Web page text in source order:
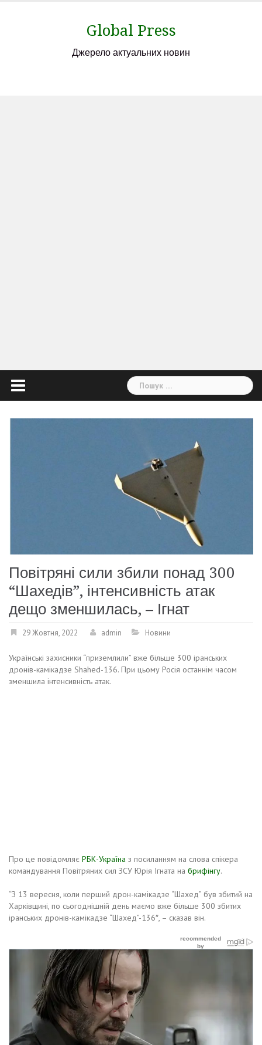
Global Press
Джерело актуальних новин
Пошук:
Повітряні сили збили понад 300
“Шахедів”, інтенсивність атак
дещо зменшилась, – Ігнат
29 Жовтня, 2022 admin Новини
Українські захисники “приземлили” вже більше 300 іранських
дронів-камікадзе Shahed-136. При цьому Росія останнім часом
зменшила інтенсивність атак.
Про це повідомляє РБК-Україна з посиланням на слова спікера
командування Повітряних сил ЗСУ Юрія Ігната на брифінгу.
“З 13 вересня, коли перший дрон-камікадзе “Шахед” був збитий на
Харківщині, по сьогоднішній день маємо вже більше 300 збитих
іранських дронів-камікадзе “Шахед”-136″, – сказав він.